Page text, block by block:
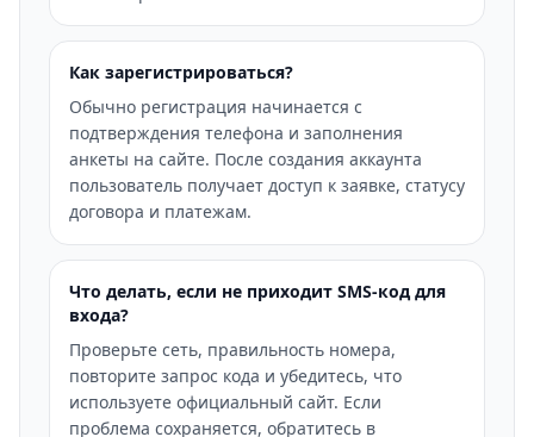
Как зарегистрироваться?
Обычно регистрация начинается с
подтверждения телефона и заполнения
анкеты на сайте. После создания аккаунта
пользователь получает доступ к заявке, статусу
договора и платежам.
Что делать, если не приходит SMS-код для
входа?
Проверьте сеть, правильность номера,
повторите запрос кода и убедитесь, что
используете официальный сайт. Если
проблема сохраняется, обратитесь в